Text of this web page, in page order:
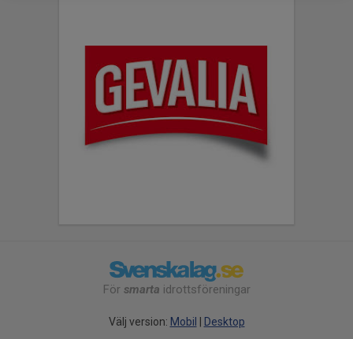
För smarta idrottsföreningar
Välj version: Mobil Desktop